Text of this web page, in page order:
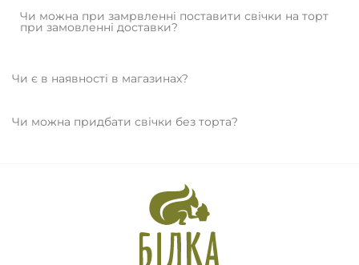
Чи можна при замрвленні поставити свічки на торт
при замовленні доставки?
Чи є в наявності в магазинах?
Чи можна придбати свічки без торта?